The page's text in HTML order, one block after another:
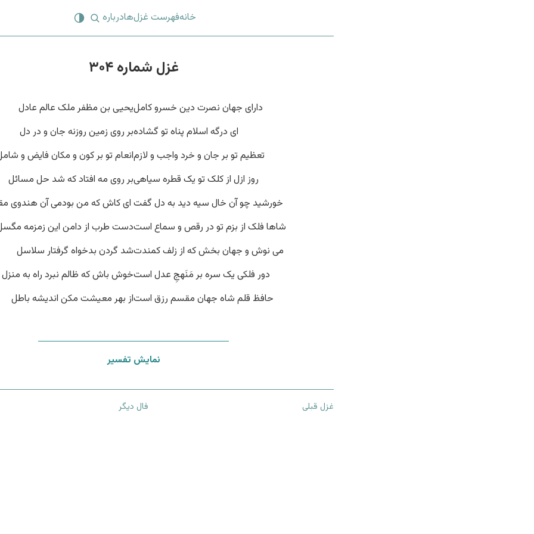
خانهفهرست غزل‌هادرباره
غزل شماره ۳۰۴
دارای جهان نصرت دین خسرو کاملیحیی بن مظفر ملک عالم عادل
‌ ای درگه اسلام پناه تو گشادهبر روی زمین روزنه جان و در دل
تعظیم تو بر جان و خرد واجب و لازمانعام تو بر کون و مکان فایض و
روز ازل از کلک تو یک قطره سیاهیبر روی مه افتاد که شد حل مسائل
خورشید چو آن خال سیه دید به دل گفت ای کاش که من بودمی آن هندوی
شاها فلک از بزم تو در رقص و سماع استدست طرب از دامن این زمزمه
می نوش و جهان بخش که از زلف کمندتشد گردن بدخواه گرفتار سلاسل
دور فلکی یک سره بر مَنَهجِ عدل استخوش باش که ظالم نبرد راه به منزل
حافظ قلم شاه جهان مقسم رزق استاز بهر معیشت مکن اندیشه باطل
نمایش تفسیر
غزل قبلی فال دیگر